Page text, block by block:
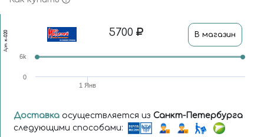
Арт.
к-020 5700 В магазин
1 Янв
0
6k
Доставка осуществляется из Санкт-Петербурга
следующими способами: